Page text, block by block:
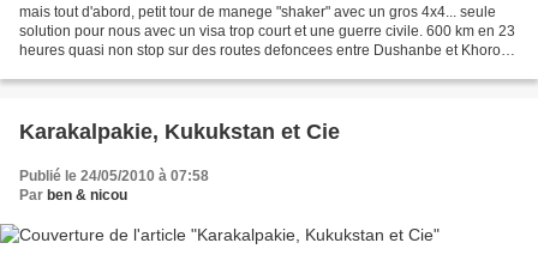
mais tout d'abord, petit tour de manege "shaker" avec un gros 4x4... seule
solution pour nous avec un visa trop court et une guerre civile. 600 km en 23
heures quasi non stop sur des routes defoncees entre Dushanbe et Khorog.
Karakalpakie, Kukukstan et Cie
Publié le 24/05/2010 à 07:58
Par ben & nicou